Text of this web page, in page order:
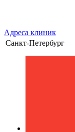
Адреса клиник
Санкт-Петербург